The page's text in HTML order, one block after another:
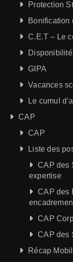
Protection
Bonification
C.E.T – Le
GIPA
Vacances
Le cumul
CAP
CAP
Liste des
CAP des
expertise
CAP des
CAP
CAP des
Récap